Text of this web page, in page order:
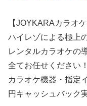
【JOYKARAカラオ
ハイレゾによる極上
レンタルカラオケの
全てお任せください！
カラオケ機器・指定
円キャッシュバック